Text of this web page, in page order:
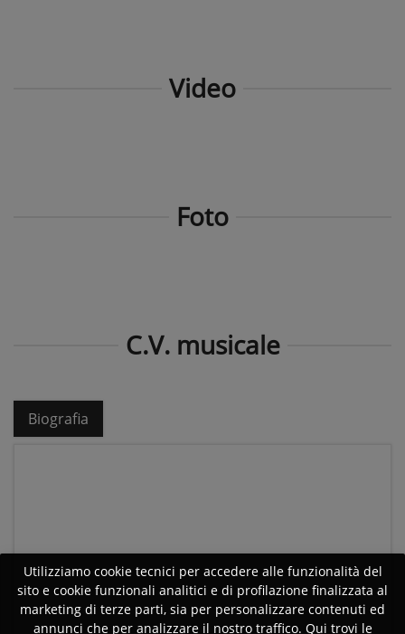
Video
Foto
C.V. musicale
Biografia
Utilizziamo cookie tecnici per accedere alle funzionalità del
sito e cookie funzionali analitici e di profilazione finalizzata al
marketing di terze parti, sia per personalizzare contenuti ed
annunci che per analizzare il nostro traffico. Qui trovi le